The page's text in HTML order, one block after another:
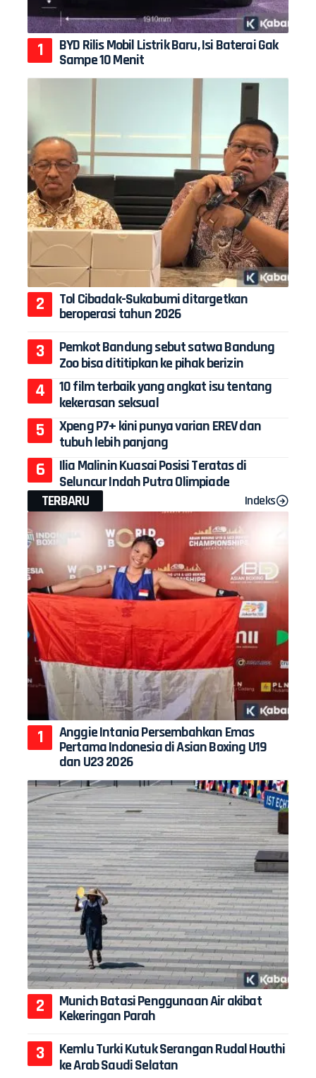
BYD Rilis Mobil Listrik Baru, Isi Baterai Gak
Sampe 10 Menit
Tol Cibadak-Sukabumi ditargetkan
beroperasi tahun 2026
Pemkot Bandung sebut satwa Bandung
Zoo bisa dititipkan ke pihak berizin
10 film terbaik yang angkat isu tentang
kekerasan seksual
Xpeng P7+ kini punya varian EREV dan
tubuh lebih panjang
Ilia Malinin Kuasai Posisi Teratas di
Seluncur Indah Putra Olimpiade
TERBARU
Indeks
Anggie Intania Persembahkan Emas
Pertama Indonesia di Asian Boxing U19
dan U23 2026
Munich Batasi Penggunaan Air akibat
Kekeringan Parah
Kemlu Turki Kutuk Serangan Rudal Houthi
ke Arab Saudi Selatan